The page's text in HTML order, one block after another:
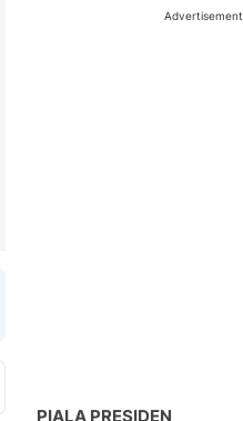
Advertisement
PIALA PRESIDEN